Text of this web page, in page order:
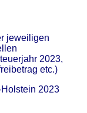
jeweiligen
2023,
etc.)
2023